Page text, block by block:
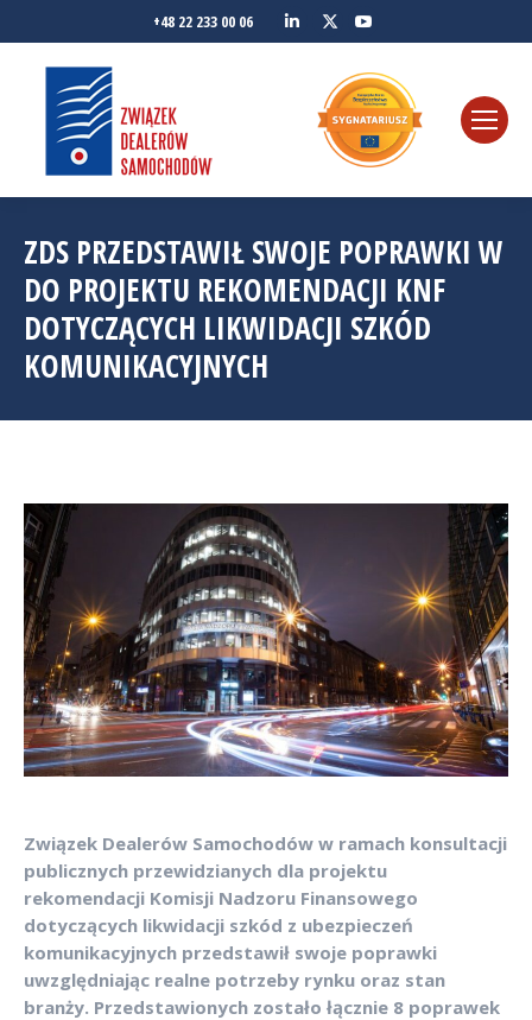
+48 22 233 00 06
Linkedin
Twitter
ZDS PRZEDSTAWIŁ SWOJE POPRAWKI W
DO PROJEKTU REKOMENDACJI KNF
DOTYCZĄCYCH LIKWIDACJI SZKÓD
KOMUNIKACYJNYCH
Związek Dealerów Samochodów w ramach konsultacji
publicznych przewidzianych dla projektu
rekomendacji Komisji Nadzoru Finansowego
dotyczących likwidacji szkód z ubezpieczeń
komunikacyjnych przedstawił swoje poprawki
uwzględniając realne potrzeby rynku oraz stan
branży. Przedstawionych zostało łącznie 8 poprawek